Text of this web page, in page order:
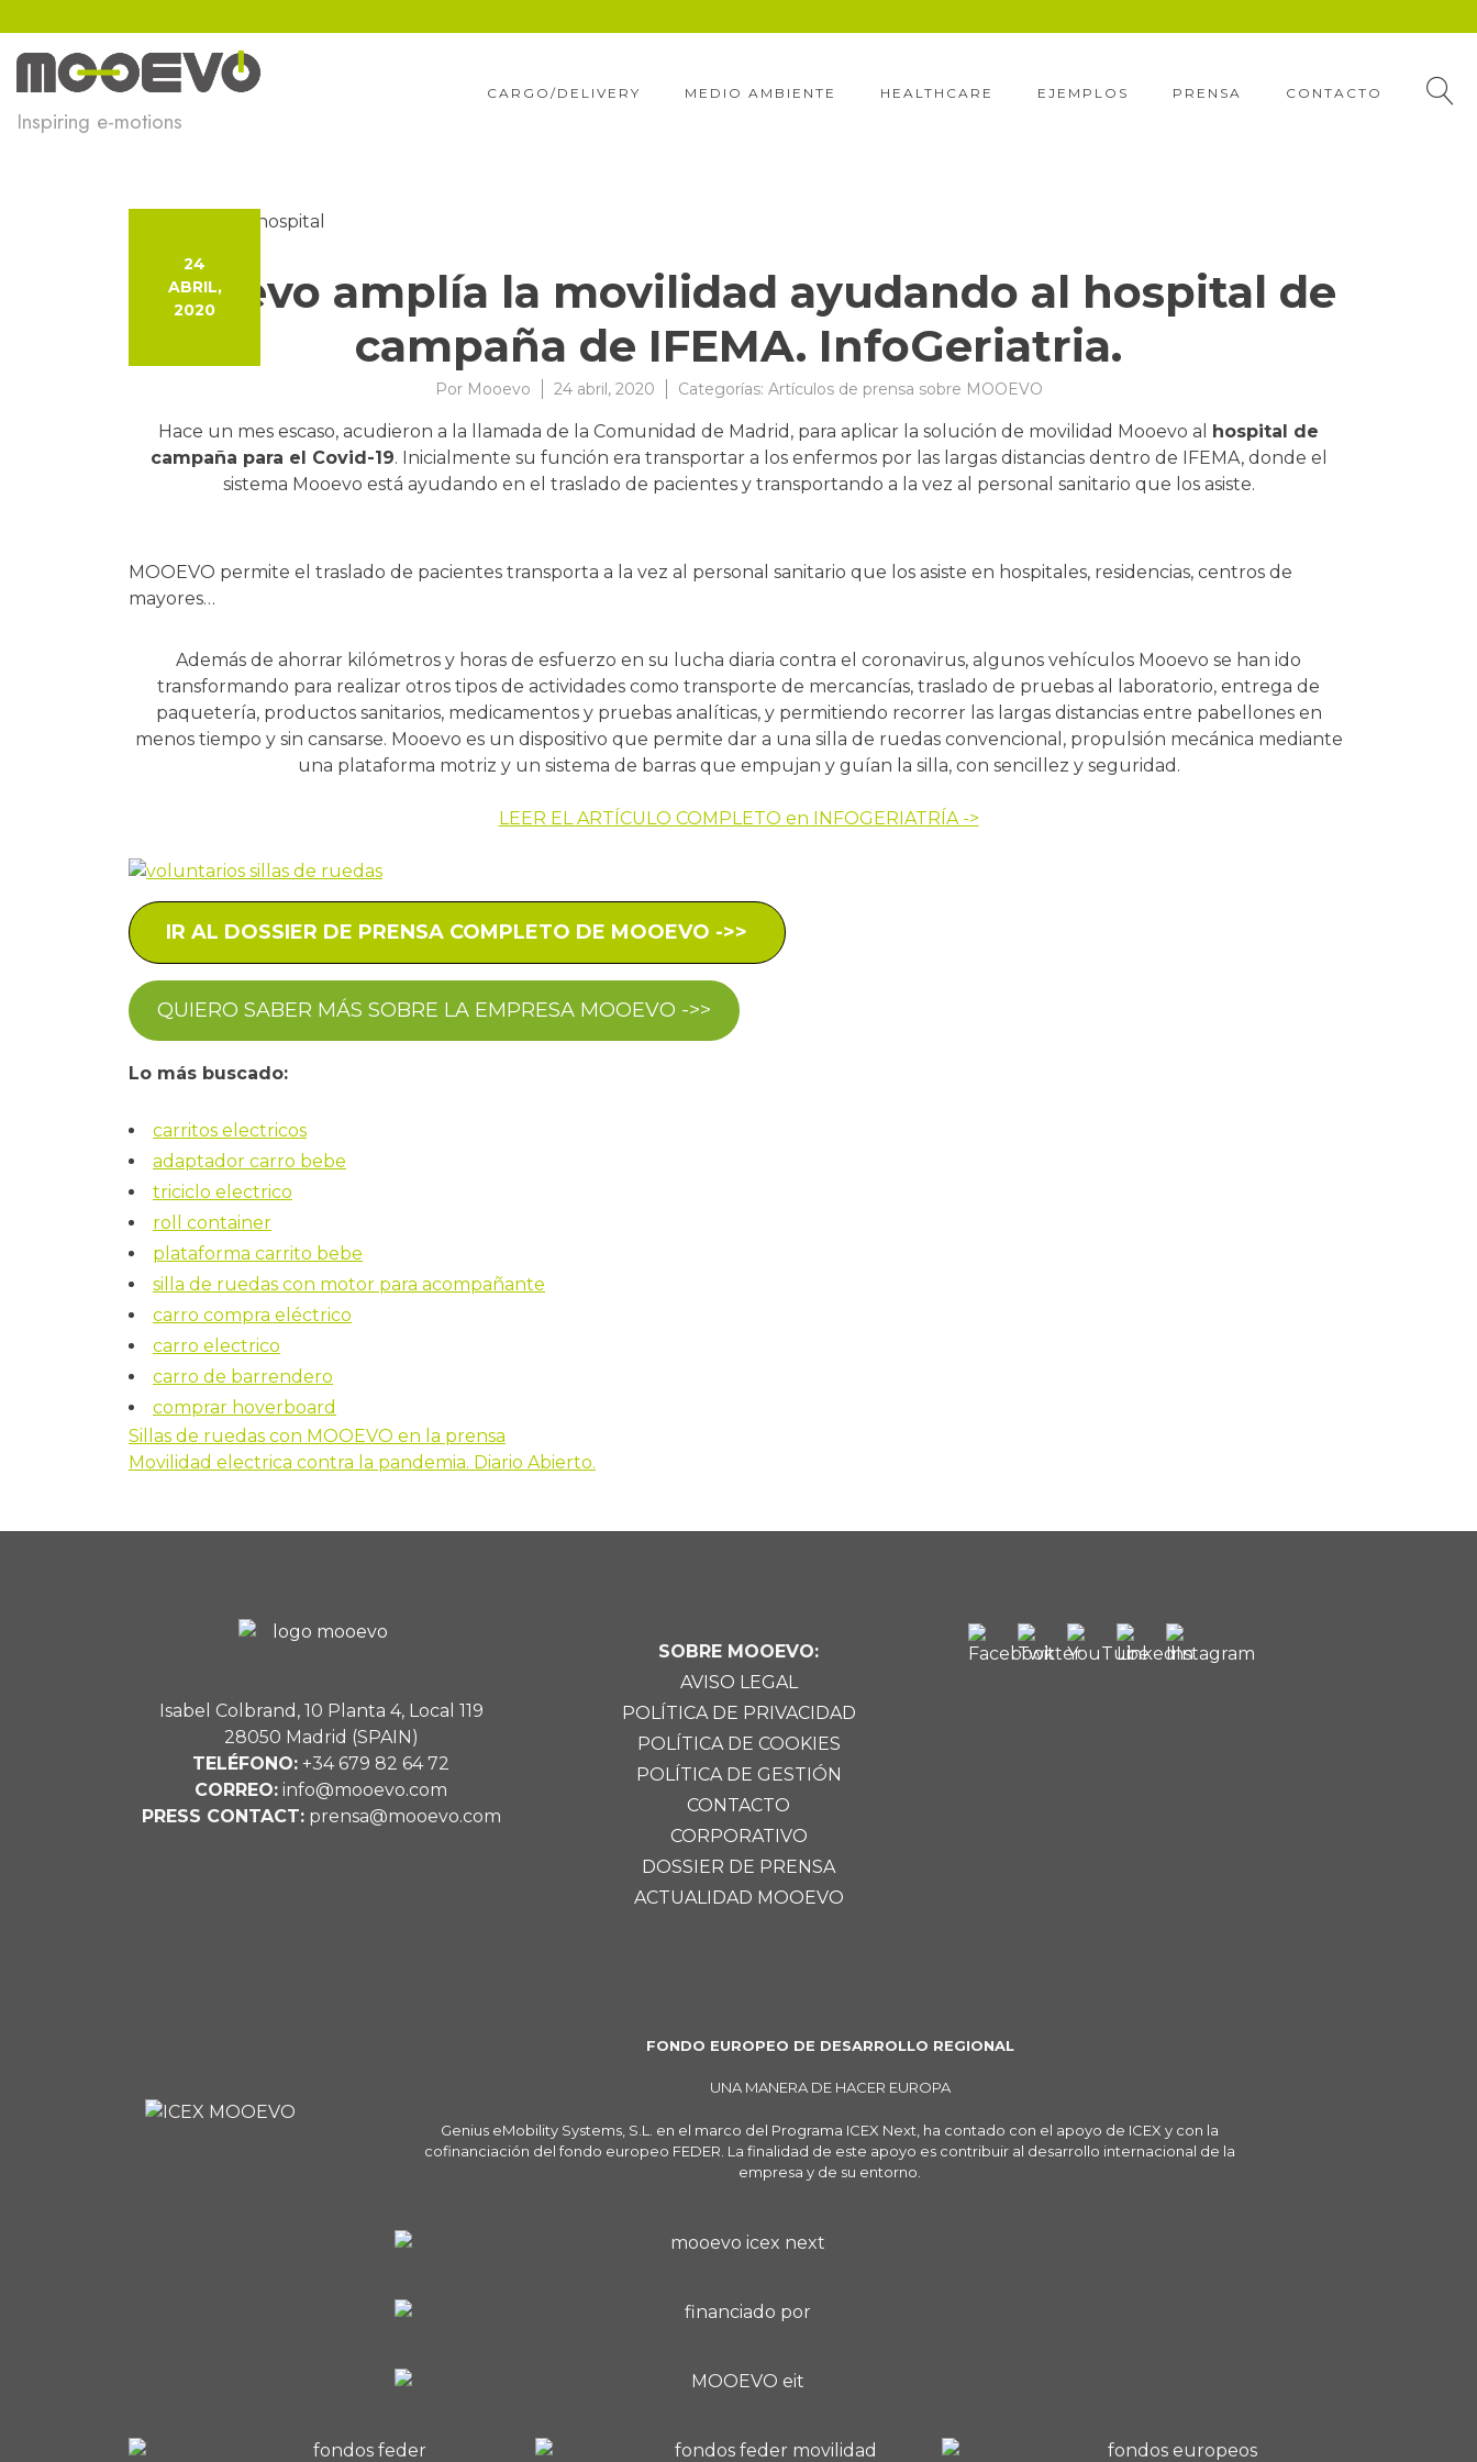
al
contenido
Inspiring e-motions
CARGO/DELIVERY MEDIO AMBIENTE HEALTHCARE EJEMPLOS PRENSA CONTACTO
24
ABRIL,
2020
Mooevo amplía la movilidad ayudando al hospital de
campaña de IFEMA. InfoGeriatria.
Por Mooevo 24 abril, 2020 Categorías: Artículos de prensa sobre MOOEVO
Hace un mes escaso, acudieron a la llamada de la Comunidad de Madrid, para aplicar la solución de movilidad Mooevo al hospital de
campaña para el Covid-19. Inicialmente su función era transportar a los enfermos por las largas distancias dentro de IFEMA, donde el
sistema Mooevo está ayudando en el traslado de pacientes y transportando a la vez al personal sanitario que los asiste.
MOOEVO permite el traslado de pacientes transporta a la vez al personal sanitario que los asiste en hospitales, residencias, centros de
mayores…
Además de ahorrar kilómetros y horas de esfuerzo en su lucha diaria contra el coronavirus, algunos vehículos Mooevo se han ido
transformando para realizar otros tipos de actividades como transporte de mercancías, traslado de pruebas al laboratorio, entrega de
paquetería, productos sanitarios, medicamentos y pruebas analíticas, y permitiendo recorrer las largas distancias entre pabellones en
menos tiempo y sin cansarse. Mooevo es un dispositivo que permite dar a una silla de ruedas convencional, propulsión mecánica mediante
una plataforma motriz y un sistema de barras que empujan y guían la silla, con sencillez y seguridad.
LEER EL ARTÍCULO COMPLETO en INFOGERIATRÍA ->
IR AL DOSSIER DE PRENSA COMPLETO DE MOOEVO ->>
QUIERO SABER MÁS SOBRE LA EMPRESA MOOEVO ->>
Lo más buscado:
carritos electricos
adaptador carro bebe
triciclo electrico
roll container
plataforma carrito bebe
silla de ruedas con motor para acompañante
carro compra eléctrico
carro electrico
carro de barrendero
comprar hoverboard
Navegación
de
Sillas de ruedas con MOOEVO en la prensa
Movilidad electrica contra la pandemia. Diario Abierto.
Isabel Colbrand, 10 Planta 4, Local 119
28050 Madrid (SPAIN)
TELÉFONO: +34 679 82 64 72
CORREO: info@mooevo.com
PRESS CONTACT:prensa@mooevo.com
SOBRE MOOEVO:
AVISO LEGAL
POLÍTICA DE PRIVACIDAD
POLÍTICA DE COOKIES
POLÍTICA DE GESTIÓN
CONTACTO
CORPORATIVO
DOSSIER DE PRENSA
ACTUALIDAD MOOEVO
FONDO EUROPEO DE DESARROLLO REGIONAL
UNA MANERA DE HACER EUROPA
Genius eMobility Systems, S.L. en el marco del Programa ICEX Next, ha contado con el apoyo de ICEX y con la
cofinanciación del fondo europeo FEDER. La finalidad de este apoyo es contribuir al desarrollo internacional de la
empresa y de su entorno.